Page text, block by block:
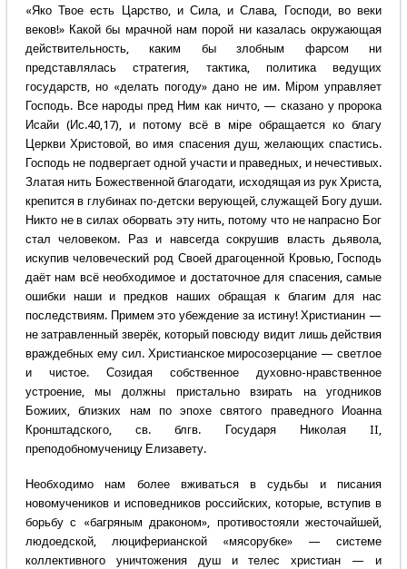
«Яко Твое есть Царство, и Сила, и Слава, Господи, во веки
веков!» Какой бы мрачной нам порой ни казалась окружающая
действительность, каким бы злобным фарсом ни
представлялась стратегия, тактика, политика ведущих
государств, но «делать погоду» дано не им. Мiром управляет
Господь. Все народы пред Ним как ничто, — сказано у пророка
Исайи (Ис.40,17), и потому всё в мiре обращается ко благу
Церкви Христовой, во имя спасения душ, желающих спастись.
Господь не подвергает одной участи и праведных, и нечестивых.
Златая нить Божественной благодати, исходящая из рук Христа,
крепится в глубинах по-детски верующей, служащей Богу души.
Никто не в силах оборвать эту нить, потому что не напрасно Бог
стал человеком. Раз и навсегда сокрушив власть дьявола,
искупив человеческий род Своей драгоценной Кровью, Господь
даёт нам всё необходимое и достаточное для спасения, самые
ошибки наши и предков наших обращая к благим для нас
последствиям. Примем это убеждение за истину! Христианин —
не затравленный зверёк, который повсюду видит лишь действия
враждебных ему сил. Христианское миросозерцание — светлое
и чистое. Созидая собственное духовно-нравственное
устроение, мы должны пристально взирать на угодников
Божиих, близких нам по эпохе святого праведного Иоанна
Кронштадского, св. блгв. Государя Николая II,
преподобномученицу Елизавету.
Необходимо нам более вживаться в судьбы и писания
новомучеников и исповедников российских, которые, вступив в
борьбу с «багряным драконом», противостояли жесточайшей,
людоедской, люциферианской «мясорубке» — системе
коллективного уничтожения душ и телес христиан — и